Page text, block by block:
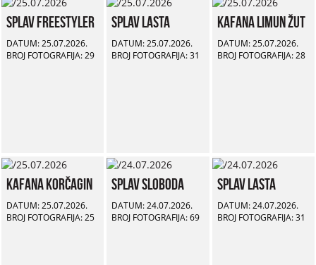
Splav Freestyler
DATUM: 25.07.2026.
BROJ FOTOGRAFIJA: 29
Splav Lasta
DATUM: 25.07.2026.
BROJ FOTOGRAFIJA: 31
Kafana Limun Žut
DATUM: 25.07.2026.
BROJ FOTOGRAFIJA: 28
Kafana Korčagin
DATUM: 25.07.2026.
BROJ FOTOGRAFIJA: 25
Splav Sloboda
DATUM: 24.07.2026.
BROJ FOTOGRAFIJA: 69
Splav Lasta
DATUM: 24.07.2026.
BROJ FOTOGRAFIJA: 31